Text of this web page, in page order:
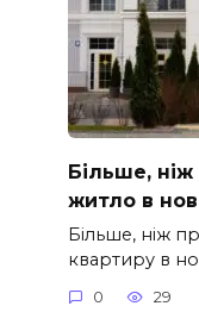
Більше, ніж
житло в
Більше, ніж
квартиру в
0 29